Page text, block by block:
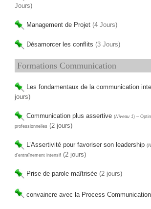
Jours)
Management de Projet (4 Jours)
Désamorcer les conflits (3 Jours)
Formations Communication
Les fondamentaux de la communication
jours)
Communication plus assertive (Niveau 1) –
professionnelles (2 jours)
L’Assertivité pour favoriser son leadership (
d’entraînement intensif (2 jours)
Prise de parole maîtrisée (2 jours)
convaincre avec la Process Communication